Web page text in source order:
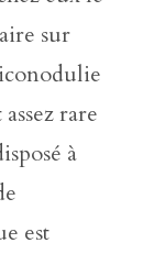
sur
rare
à
est